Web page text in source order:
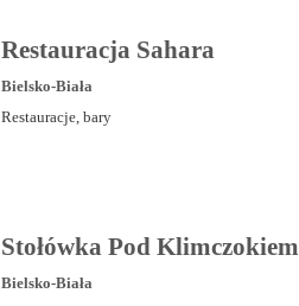
Restauracja Sahara
Bielsko-Biała
Restauracje, bary
Stołówka Pod Klimczokiem
Bielsko-Biała